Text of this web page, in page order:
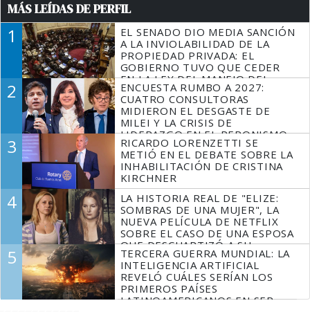
MÁS LEÍDAS DE PERFIL
1
EL SENADO DIO MEDIA SANCIÓN
A LA INVIOLABILIDAD DE LA
PROPIEDAD PRIVADA: EL
GOBIERNO TUVO QUE CEDER
EN LA LEY DEL MANEJO DEL
FUEGO
2
ENCUESTA RUMBO A 2027:
CUATRO CONSULTORAS
MIDIERON EL DESGASTE DE
MILEI Y LA CRISIS DE
LIDERAZGO EN EL PERONISMO
3
RICARDO LORENZETTI SE
METIÓ EN EL DEBATE SOBRE LA
INHABILITACIÓN DE CRISTINA
KIRCHNER
4
LA HISTORIA REAL DE "ELIZE:
SOMBRAS DE UNA MUJER", LA
NUEVA PELÍCULA DE NETFLIX
SOBRE EL CASO DE UNA ESPOSA
QUE DESCUARTIZÓ A SU
MARIDO
5
TERCERA GUERRA MUNDIAL: LA
INTELIGENCIA ARTIFICIAL
REVELÓ CUÁLES SERÍAN LOS
PRIMEROS PAÍSES
LATINOAMERICANOS EN SER